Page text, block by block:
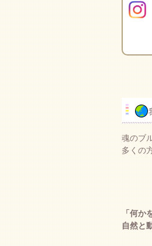
魂のブ
多くの
「何か
自然と